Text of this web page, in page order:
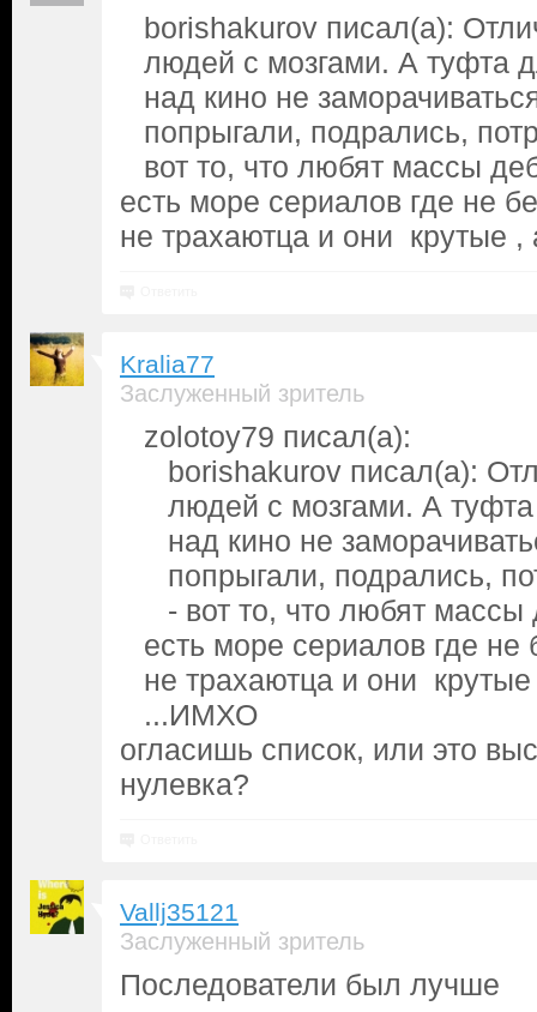
borishakurov писал(а):
людей с мозгами. А туфта
над кино не
попрыгали, подрались,
вот то, что любят массы
есть море сериалов где не
не трахаютца и они крутые
Kralia77
Заслуженный зритель
zolotoy79 писал(а):
borishakurov писал(а):
людей с мозгами. А
над кино не
попрыгали, подрались,
- вот то, что любят массы
есть море сериалов где не
не трахаютца и они крутые
...ИМХО
огласишь список, или это
нулевка?
Vallj35121
Заслуженный зритель
Последователи был лучше